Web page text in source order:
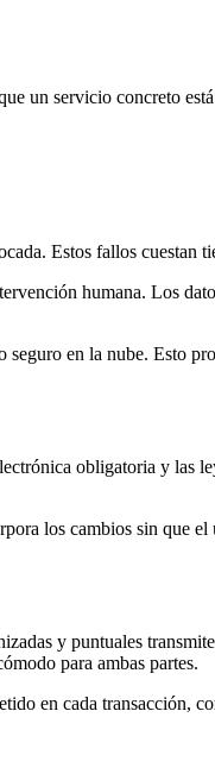
un servicio concreto
Estos fallos cuestan
humana. Los
en la nube. Esto
obligatoria y las
los cambios sin que
y puntuales
para ambas partes.
en cada transacción,